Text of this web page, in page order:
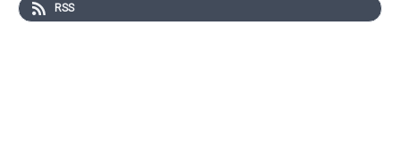
hänsynslösa familjemord.
RSS